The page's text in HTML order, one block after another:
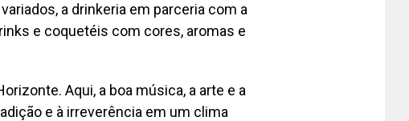
a drinkeria em parceria com a
e coquetéis com cores, aromas e
Aqui, a boa música, a arte e a
e à irreverência em um clima